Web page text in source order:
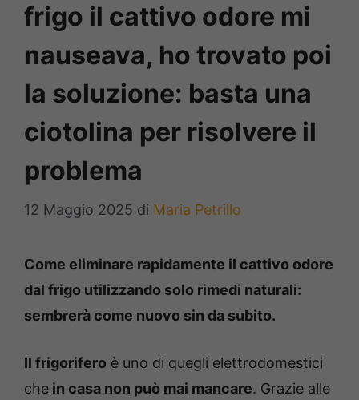
frigo il cattivo odore mi
nauseava, ho trovato poi
la soluzione: basta una
ciotolina per risolvere il
problema
12 Maggio 2025 di Maria Petrillo
Come eliminare rapidamente il cattivo odore
dal frigo utilizzando solo rimedi naturali:
sembrerà come nuovo sin da subito.
Il frigorifero è uno di quegli elettrodomestici
che in casa non può mai mancare. Grazie alle